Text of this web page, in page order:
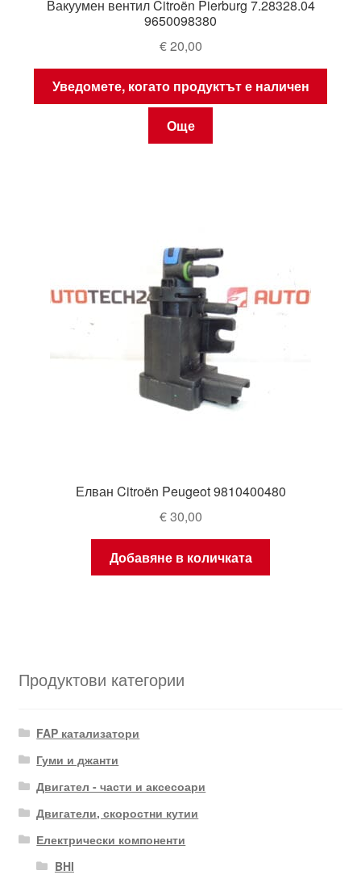
Вакуумен вентил Citroën Pierburg 7.28328.04
9650098380
€20,00
Уведомете, когато продуктът е наличен
Още
Елван Citroën Peugeot 9810400480
€30,00
Добавяне в количката
Продуктови категории
FAP катализатори
Гуми и джанти
Двигател - части и аксесоари
Двигатели, скоростни кутии
Електрически компоненти
BHI